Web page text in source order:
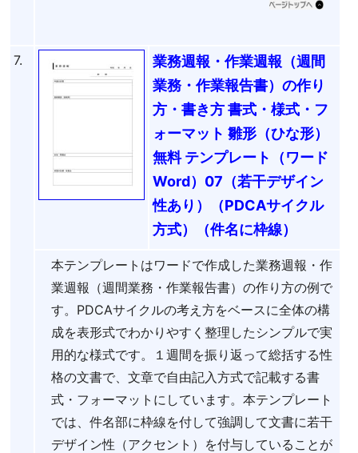
7.
業務週報・作業週報（週間
業務・作業報告書）の作り
方・書き方 書式・様式・フ
ォーマット 雛形（ひな形）
無料 テンプレート（ワード
Word）07（若干デザイン
性あり）（PDCAサイクル
方式）（件名に枠線）
本テンプレートはワードで作成した業務週報・作
業週報（週間業務・作業報告書）の作り方の例で
す。PDCAサイクルの考え方をベースに全体の構
成を表形式でわかりやすく整理したシンプルで実
用的な様式です。１週間を振り返って総括する性
格の文書で、文章で自由記入方式で記載する書
式・フォーマットにしています。本テンプレート
では、件名部に枠線を付して強調して文書に若干
デザイン性（アクセント）を付与していることが